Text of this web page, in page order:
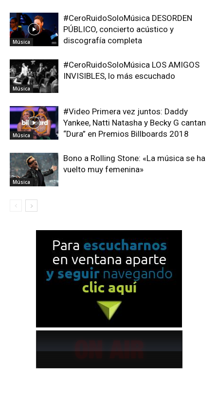
Música
#CeroRuidoSoloMúsica DESORDEN
PÚBLICO, concierto acústico y
discografía completa
Música
#CeroRuidoSoloMúsica LOS AMIGOS
INVISIBLES, lo más escuchado
Música
#Video Primera vez juntos: Daddy
Yankee, Natti Natasha y Becky G cantan
“Dura” en Premios Billboards 2018
Música
Bono a Rolling Stone: «La música se ha
vuelto muy femenina»